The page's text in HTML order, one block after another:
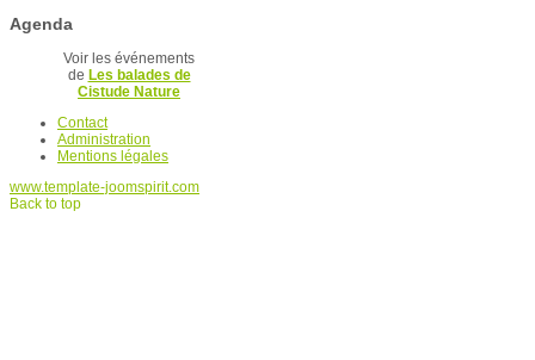
Agenda
Voir les événements
de Les balades de
Cistude Nature
Contact
Administration
Mentions légales
www.template-joomspirit.com
Back to top